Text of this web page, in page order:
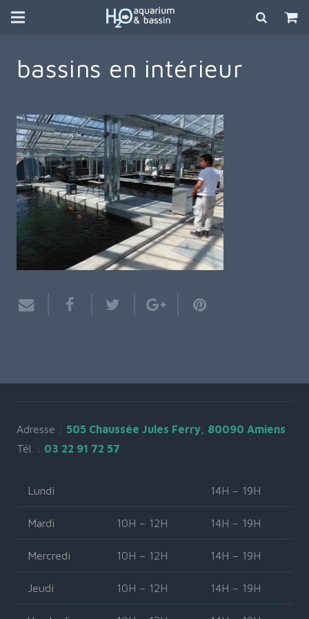
bassins en intérieur
Adresse : 505 Chaussée Jules Ferry, 80090 Amiens
Tél. : 03 22 91 72 57
Lundi 14H – 19H
Mardi 10H – 12H 14H – 19H
Mercredi 10H – 12H 14H – 19H
Jeudi 10H – 12H 14H – 19H